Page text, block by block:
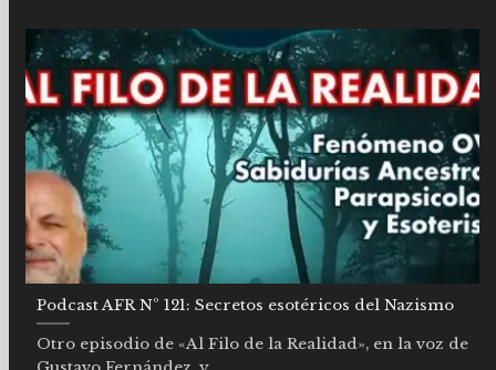
Podcast AFR Nº 121: Secretos esotéricos del Nazismo
Otro episodio de «Al Filo de la Realidad», en la voz de